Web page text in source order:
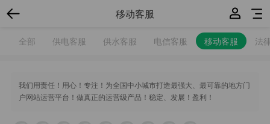
移动客服
全部 供电客服 供水客服 电信客服 移动客服 法
我们用责任！用心！专注！为全国中小城市打造最强大、最可靠的地方门
户网站运营平台！做真正的运营级产品！稳定、发展！盈利！